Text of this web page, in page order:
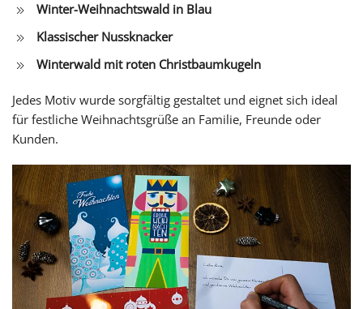
Winter-Weihnachtswald in Blau
Klassischer Nussknacker
Winterwald mit roten Christbaumkugeln
Jedes Motiv wurde sorgfältig gestaltet und eignet sich ideal
für festliche Weihnachtsgrüße an Familie, Freunde oder
Kunden.